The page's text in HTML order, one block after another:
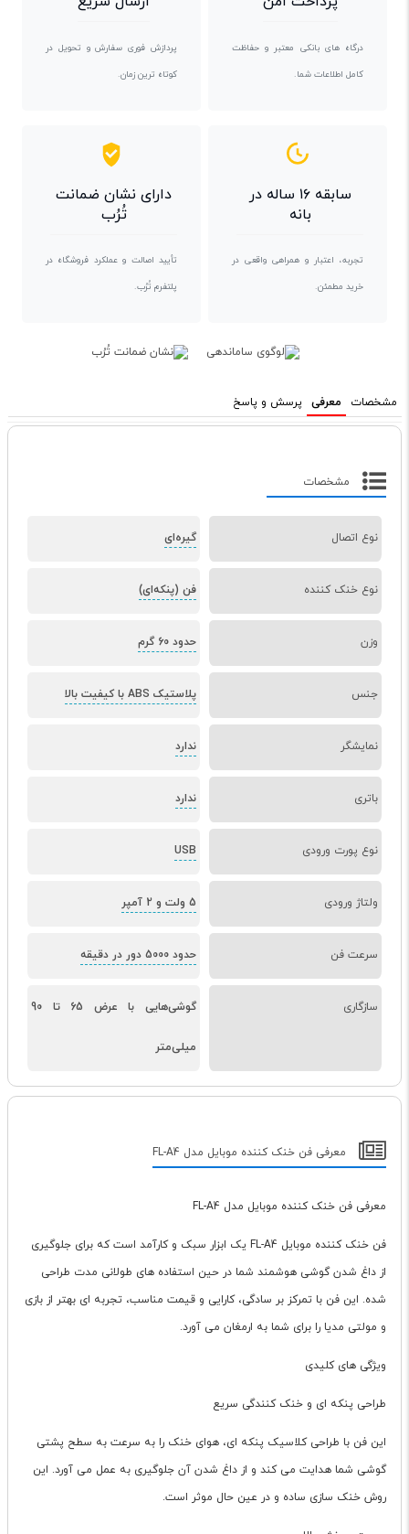
درگاه های بانکی معتبر و حفاظت
کامل اطلاعات شما.
پردازش فوری سفارش و تحویل در
کوتاه ترین زمان.
سابقه ۱۶ ساله در
بانه
تجربه، اعتبار و همراهی واقعی در
خرید مطمئن.
دارای نشان ضمانت
تُرُب
تأیید اصالت و عملکرد فروشگاه در
پلتفرم تُرُب.
مشخصات معرفی پرسش و پاسخ
مشخصات
نوع اتصال گیره‌ای
نوع خنک کننده فن (پنکه‌ای)
وزن حدود 60 گرم
جنس پلاستیک ABS با کیفیت بالا
نمایشگر ندارد
باتری ندارد
نوع پورت ورودی USB
ولتاژ ورودی 5 ولت و 2 آمپر
سرعت فن حدود 5000 دور در دقیقه
سازگاری گوشی‌هایی با عرض 65 تا 90
میلی‌متر
معرفی فن خنک کننده موبایل مدل FL-A4
معرفی فن خنک کننده موبایل مدل FL-A4
فن خنک کننده موبایل FL-A4 یک ابزار سبک و کارآمد است که برای جلوگیری
از داغ شدن گوشی هوشمند شما در حین استفاده های طولانی مدت طراحی
شده. این فن با تمرکز بر سادگی، کارایی و قیمت مناسب، تجربه ای بهتر از بازی
و مولتی مدیا را برای شما به ارمغان می آورد.
ویژگی های کلیدی
طراحی پنکه ای و خنک کنندگی سریع
این فن با طراحی کلاسیک پنکه ای، هوای خنک را به سرعت به سطح پشتی
گوشی شما هدایت می کند و از داغ شدن آن جلوگیری به عمل می آورد. این
روش خنک سازی ساده و در عین حال موثر است.